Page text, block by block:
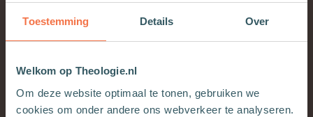
Toestemming Details Over
Welkom op Theologie.nl
Om deze website optimaal te tonen, gebruiken we
cookies om onder andere ons webverkeer te analyseren.
Bestel hier